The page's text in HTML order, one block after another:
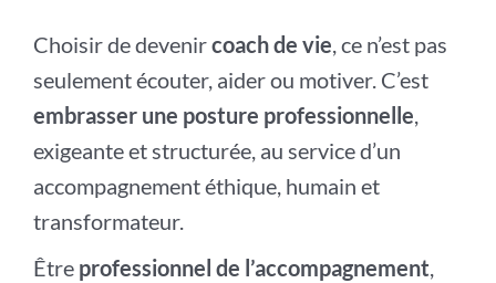
Choisir de devenircoach de vie, ce n’est pas
seulement écouter, aider ou motiver. C’est
embrasser une posture professionnelle,
exigeante et structurée, au service d’un
accompagnement éthique, humain et
transformateur.
Être professionnel de l’accompagnement,